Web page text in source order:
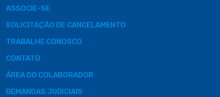
ASSOCIE-SE
SOLICITAÇÃO DE CANCELAMENTO
TRABALHE CONOSCO
CONTATO
ÁREA DO COLABORADOR
DEMANDAS JUDICIAIS